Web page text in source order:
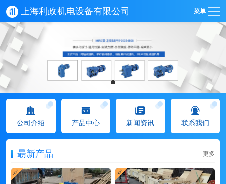
上海利政机电设备有限公司 菜单
公司介绍 产品中心 新闻资讯 联系我们
朂新产品 更多